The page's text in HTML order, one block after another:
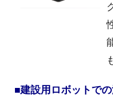
■建設用ロボットでの